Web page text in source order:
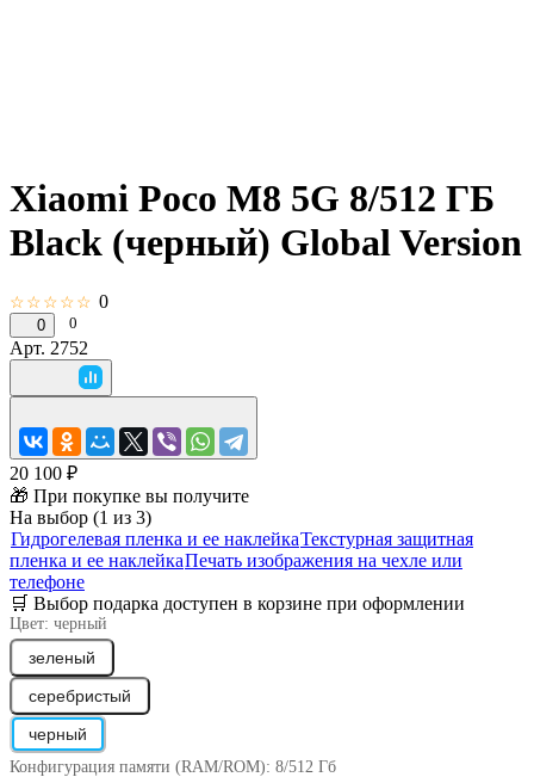
Xiaomi Poco M8 5G 8/512 ГБ
Black (черный) Global Version
☆☆☆☆☆ 0
0 0
Арт. 2752
20 100 ₽
🎁 При покупке вы получите
На выбор (1 из 3)
Гидрогелевая пленка и ее наклейкаТекстурная защитная
пленка и ее наклейкаПечать изображения на чехле или
телефоне
🛒 Выбор подарка доступен в корзине при оформлении
Цвет: черный
зеленый
серебристый
черный
Конфигурация памяти (RAM/ROM): 8/512 Гб